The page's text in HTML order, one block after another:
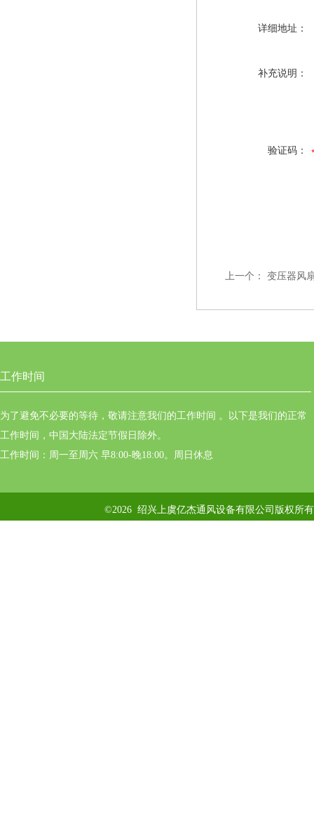
详细地址：
补充说明：
验证码：
上一个： 变压器风
工作时间
为了避免不必要的等待，敬请注意我们的工作时间 。以下是我们的正常
工作时间，中国大陆法定节假日除外。
工作时间：周一至周六 早8:00-晚18:00。周日休息
©2026 绍兴上虞亿杰通风设备有限公司版权所有